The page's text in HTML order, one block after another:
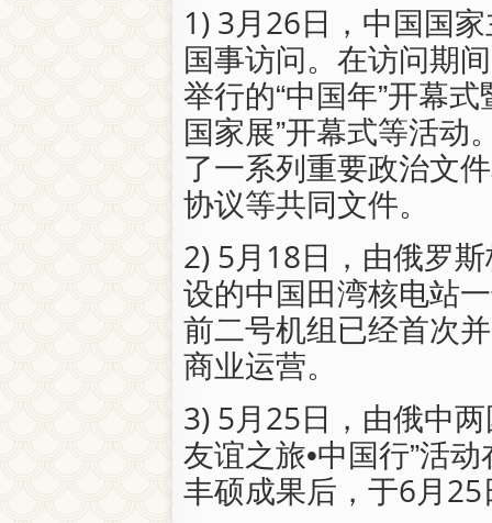
1) 3月26日，中国国
国事访问。在访问期
举行的“中国年”开幕
国家展”开幕式等活动
了一系列重要政治文
协议等共同文件。
2) 5月18日，由俄罗
设的中国田湾核电站
前二号机组已经首次
商业运营。
3) 5月25日，由俄中
友谊之旅•中国行”活
丰硕成果后，于6月